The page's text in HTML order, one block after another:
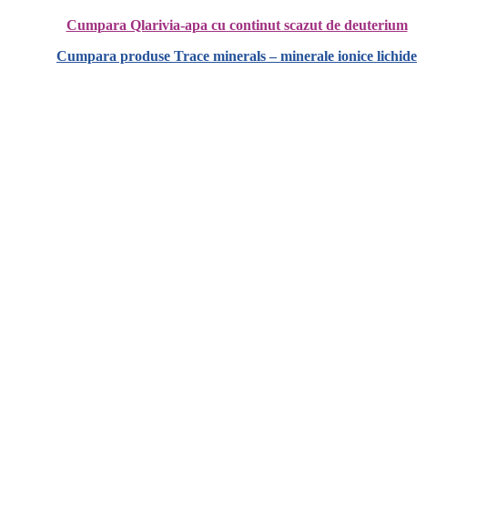
Cumpara Qlarivia-apa cu continut scazut de deuterium
Cumpara produse Trace minerals – minerale ionice lichide